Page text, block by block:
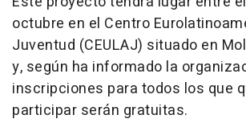
octubre en el Centro
Juventud (CEULAJ) situado en
y, según ha informado la
inscripciones para todos los que
participar serán gratuitas.